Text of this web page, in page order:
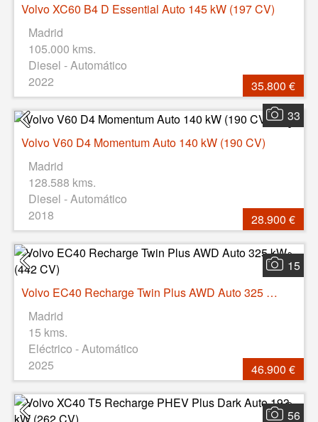
Volvo XC60 B4 D Essential Auto 145 kW (197 CV)
Madrid
105.000 kms.
Diesel - Automático
2022
35.800 €
33
Volvo V60 D4 Momentum Auto 140 kW (190 CV)
Madrid
128.588 kms.
Diesel - Automático
2018
28.900 €
15
Volvo EC40 Recharge Twin Plus AWD Auto 325 kW (442 CV)
Madrid
15 kms.
Eléctrico - Automático
2025
46.900 €
56